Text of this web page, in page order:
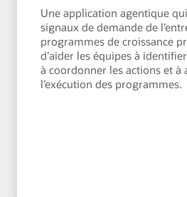
Une application agentique
signaux de demande de
programmes de croissance
d’aider les équipes à
à coordonner les actions et à
l’exécution des programmes.